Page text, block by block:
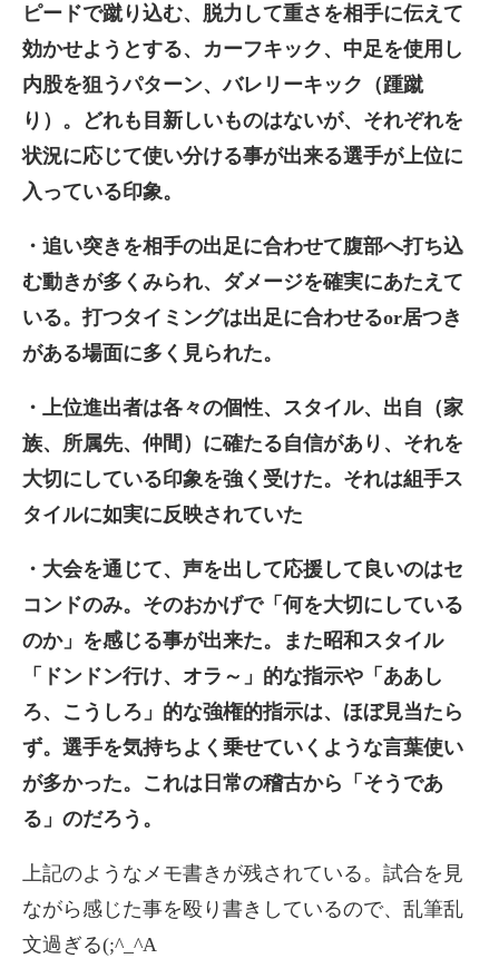
ピードで蹴り込む、脱力して重さを相手に伝えて
効かせようとする、カーフキック、 中足を使用し
内股を狙うパターン、バレリーキック（踵蹴
り）。どれも目新しいものはないが、それぞれを
状況に応じて使い分ける事が出来る選手が上位に
入っている印象。
・追い突きを相手の出足に合わせて腹部へ打ち込
む動きが多くみられ、ダメージを確実にあたえて
いる。打つタイミングは出足に合わせるor居つき
がある場面に多く見られた。
・上位進出者は各々の個性、スタイル、出自（家
族、所属先、仲間）に確たる自信があり、それを
大切にしている印象を強く受けた。それは組手ス
タイルに如実に反映されていた
・大会を通じて、声を出して応援して良いのはセ
コンドのみ。そのおかげで「何を大切にしている
のか」を感じる事が出来た。また昭和スタイル
「ドンドン行け、オラ～」的な指示や「ああし
ろ、こうしろ」的な強権的指示は、ほぼ見当たら
ず。選手を気持ちよく乗せていくような言葉使い
が多かった。これは日常の稽古から「そうであ
る」のだろう。
上記のようなメモ書きが残されている。試合を見
ながら感じた事を殴り書きしているので、乱筆乱
文過ぎる(;^_^A